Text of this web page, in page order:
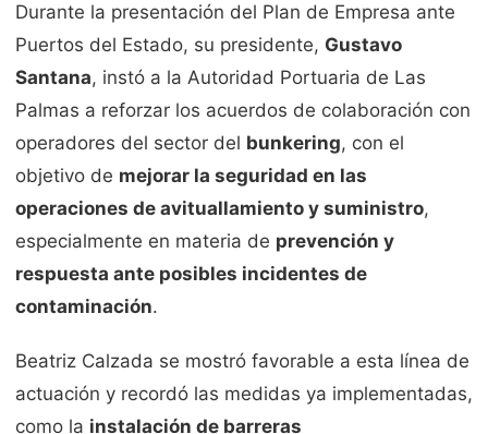
Durante la presentación del Plan de Empresa ante
Puertos del Estado, su presidente, Gustavo
Santana, instó a la Autoridad Portuaria de Las
Palmas a reforzar los acuerdos de colaboración con
operadores del sector del bunkering, con el
objetivo de mejorar la seguridad en las
operaciones de avituallamiento y suministro,
especialmente en materia de prevención y
respuesta ante posibles incidentes de
contaminación.
Beatriz Calzada se mostró favorable a esta línea de
actuación y recordó las medidas ya implementadas,
como la instalación de barreras